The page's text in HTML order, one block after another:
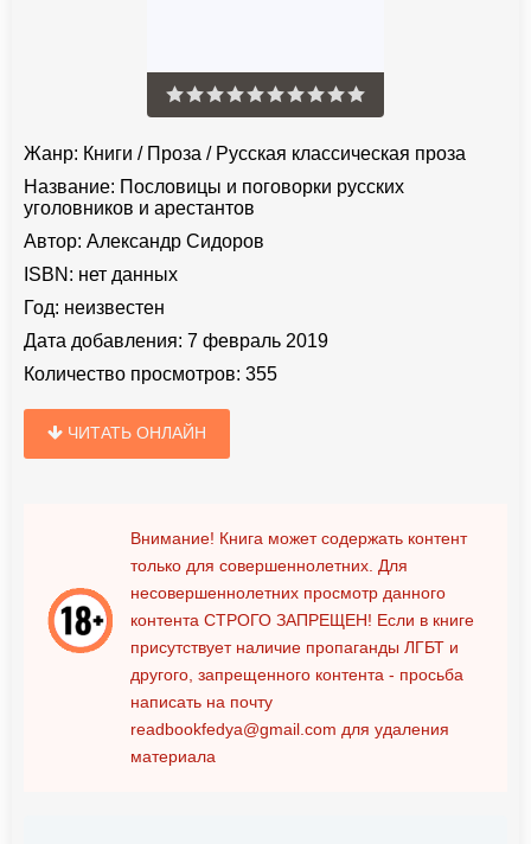
Жанр: Книги / Проза / Русская классическая проза
Название: Пословицы и поговорки русских
уголовников и арестантов
Автор: Александр Сидоров
ISBN: нет данных
Год: неизвестен
Дата добавления: 7 февраль 2019
Количество просмотров: 355
ЧИТАТЬ ОНЛАЙН
Внимание! Книга может содержать контент
только для совершеннолетних. Для
несовершеннолетних просмотр данного
контента СТРОГО ЗАПРЕЩЕН! Если в книге
присутствует наличие пропаганды ЛГБТ и
другого, запрещенного контента - просьба
написать на почту
readbookfedya@gmail.com для удаления
материала